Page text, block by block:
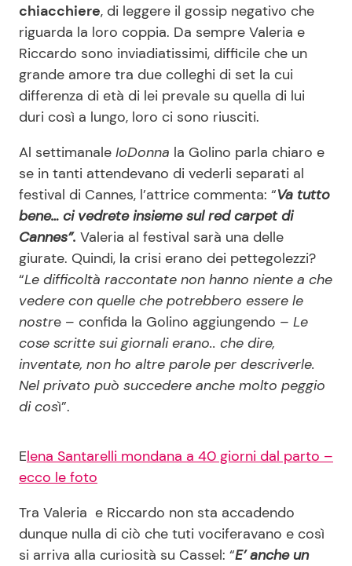
Mondo Mamma
News benessere
Salute
Viaggi e Turismo
Festività
Le Ricette in TV
Primi Piatti
Ricette Facili e Veloci
Ricette Feste
Ricette per Bambini
Seguici
Info
Chi siamo
Redazione
Contattaci
Pubblicità
Privacy Policy
chiacchiere, di leggere il gossip negativo che
riguarda la loro coppia. Da sempre Valeria e
Riccardo sono inviadiatissimi, difficile che un
grande amore tra due colleghi di set la cui
differenza di età di lei prevale su quella di lui
duri così a lungo, loro ci sono riusciti.
Al settimanale IoDonna la Golino parla chiaro e
se in tanti attendevano di vederli separati al
festival di Cannes, l’attrice commenta: “Va tutto
bene… ci vedrete insieme sul red carpet di
Cannes”. Valeria al festival sarà una delle
giurate. Quindi, la crisi erano dei pettegolezzi?
“Le difficoltà raccontate non hanno niente a che
vedere con quelle che potrebbero essere le
nostre – confida la Golino aggiungendo – Le
cose scritte sui giornali erano.. che dire,
inventate, non ho altre parole per descriverle.
Nel privato può succedere anche molto peggio
di così”.
Elena Santarelli mondana a 40 giorni dal parto –
ecco le foto
Tra Valeria e Riccardo non sta accadendo
dunque nulla di ciò che tuti vociferavano e così
si arriva alla curiosità su Cassel: “E’ anche un